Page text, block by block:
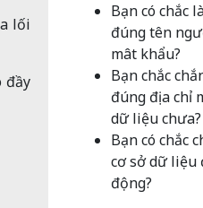
lối
đầy
Bạn có chắc
đúng tên
mât khẩu?
Bạn chắc
đúng địa chỉ
dữ liệu chưa?
Bạn có chắc
cơ sở dữ liệu
động?